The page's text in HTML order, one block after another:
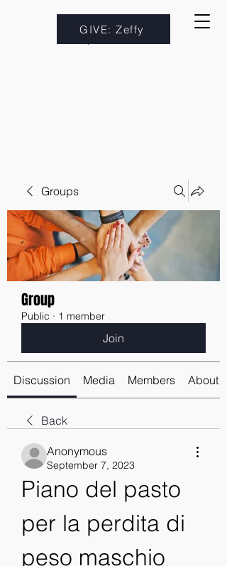
GIVE: Zeffy
Groups
Group
Public · 1 member
Join
Discussion Media Members About
Back
Anonymous
September 7, 2023
Piano del pasto
per la perdita di
peso maschio